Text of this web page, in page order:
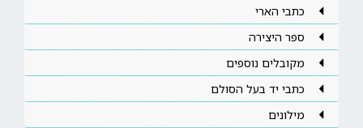
כתבי הארי
ספר היצירה
מקובלים נוספים
כתבי יד בעל הסולם
מילונים